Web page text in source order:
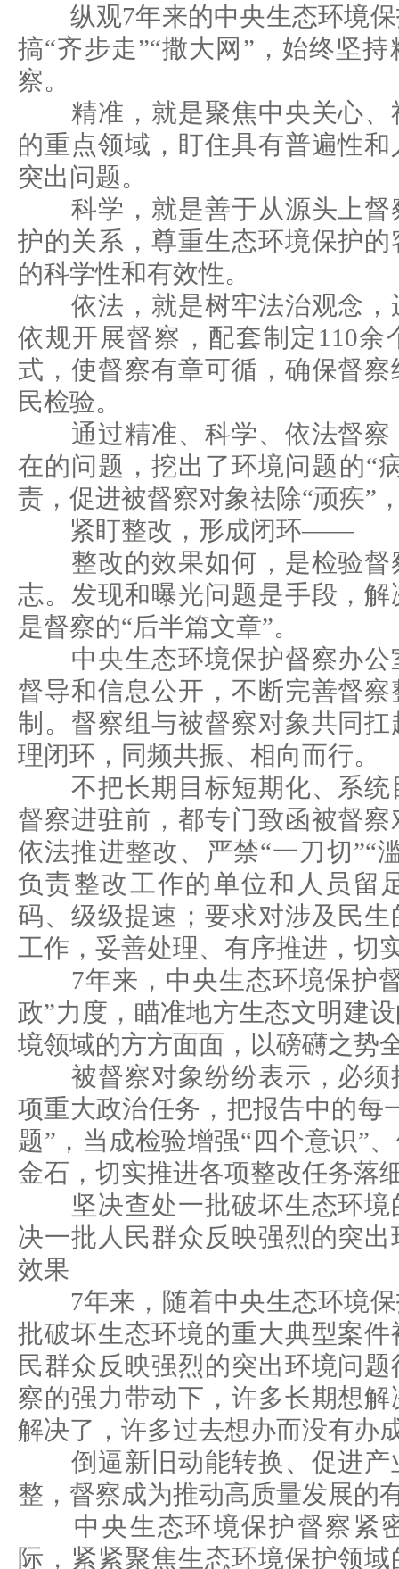
纵观7年来的中央生态环境保
搞“齐步走”“撒大网”，始终坚
察。
精准，就是聚焦中央关心、
的重点领域，盯住具有普遍性
突出问题。
科学，就是善于从源头上督
护的关系，尊重生态环境保护
的科学性和有效性。
依法，就是树牢法治观念，
依规开展督察，配套制定110余
式，使督察有章可循，确保督
民检验。
通过精准、科学、依法督察
在的问题，挖出了环境问题的“
责，促进被督察对象祛除“顽疾”
紧盯整改，形成闭环——
整改的效果如何，是检验督
志。发现和曝光问题是手段，
是督察的“后半篇文章”。
中央生态环境保护督察办公
督导和信息公开，不断完善督
制。督察组与被督察对象共同
理闭环，同频共振、相向而行。
不把长期目标短期化、系统
督察进驻前，都专门致函被督
依法推进整改、严禁“一刀切”“
负责整改工作的单位和人员留
码、级级提速；要求对涉及民
工作，妥善处理、有序推进，切
7年来，中央生态环境保护督
政”力度，瞄准地方生态文明建
境领域的方方面面，以磅礴之势
被督察对象纷纷表示，必须
项重大政治任务，把报告中的每
题”，当成检验增强“四个意识”
金石，切实推进各项整改任务落
坚决查处一批破坏生态环境
决一批人民群众反映强烈的突
效果
7年来，随着中央生态环境保
批破坏生态环境的重大典型案
民群众反映强烈的突出环境问
察的强力带动下，许多长期想
解决了，许多过去想办而没有办
倒逼新旧动能转换、促进产
整，督察成为推动高质量发展
中央生态环境保护督察紧
际，紧紧聚焦生态环境保护领